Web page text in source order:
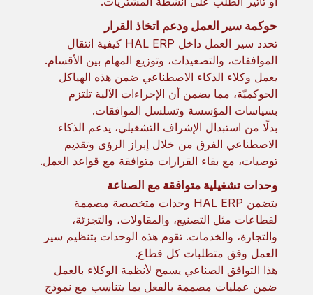
حوكمة سير العمل ودعم اتخاذ القرار
تحدد سير العمل داخل HAL ERP كيفية انتقال
الموافقات، والتصعيدات، وتوزيع المهام بين الأقسام.
يعمل وكلاء الذكاء الاصطناعي ضمن هذه الهياكل
الحوكميّة، مما يضمن أن الإجراءات الآلية تلتزم
بسياسات المؤسسة وتسلسل الموافقات.
بدلًا من استبدال الإشراف التشغيلي، يدعم الذكاء
الاصطناعي الفرق من خلال إبراز الرؤى وتقديم
توصيات، مع بقاء القرارات متوافقة مع قواعد العمل.
وحدات تشغيلية متوافقة مع الصناعة
يتضمن HAL ERP وحدات متخصصة مصممة
لقطاعات مثل التصنيع، والمقاولات، والتجزئة،
والتجارة، والخدمات. تقوم هذه الوحدات بتنظيم سير
العمل وفق متطلبات كل قطاع.
هذا التوافق الصناعي يسمح لأنظمة الوكلاء بالعمل
ضمن عمليات مصممة بالفعل بما يتناسب مع نموذج